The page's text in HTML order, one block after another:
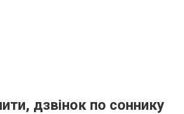
дзвінок по соннику